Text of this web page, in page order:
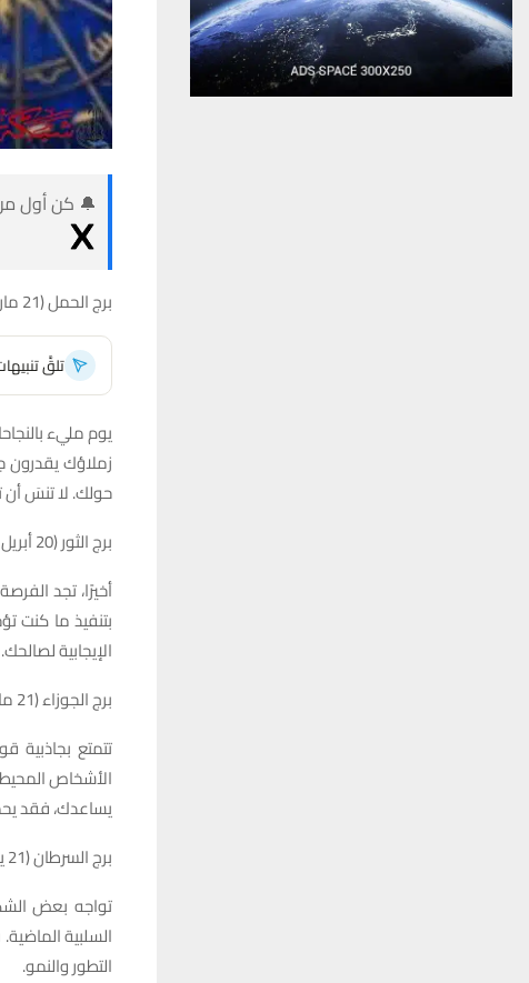
🔔 كن أول
برج الحمل (21 مارس – 19 أبريل)
تلقَّ
يوم مليء
زملاؤك يقدرون
حولك. لا تنسَ أن
برج الثور (20 أبريل – 20 مايو)
أخيرًا، تجد
بتنفيذ ما كنت
الإيجابية لصالحك.
برج الجوزاء (21 مايو – 20 يونيو)
تتمتع بجاذبية
الأشخاص
يساعدك، فقد
برج السرطان (21 يونيو – 22 يوليو)
تواجه بعض
السلبية
التطور والنمو.